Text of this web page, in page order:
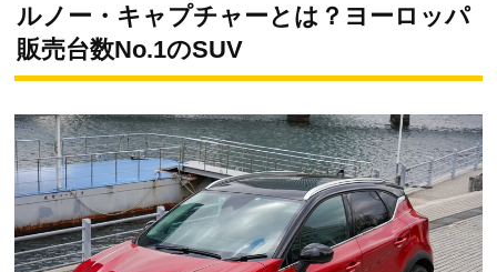
ルノー・キャプチャーとは？ヨーロッパ
販売台数No.1のSUV